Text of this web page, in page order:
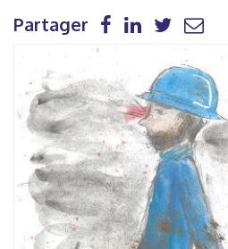
Partager